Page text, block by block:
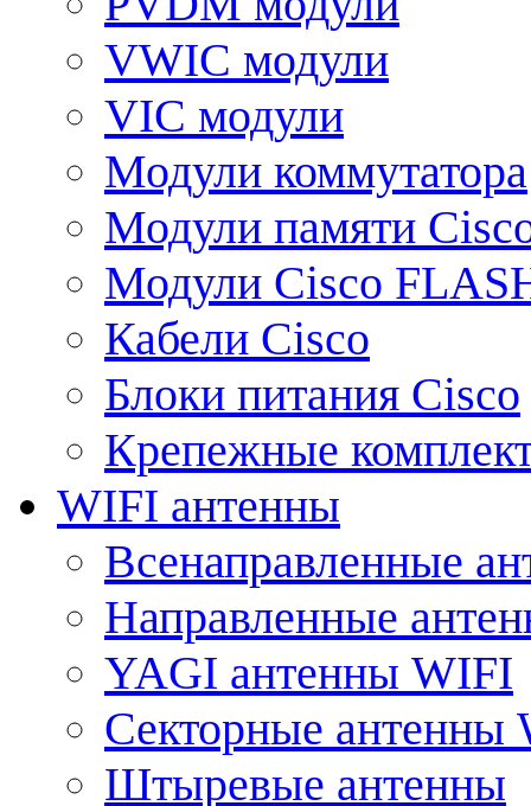
VWIC модули
VIC модули
Модули коммутатора
Модули памяти
Модули Cisco
Кабели Cisco
Блоки питания Cisco
Крепежные
WIFI антенны
Всенаправленные
Направленные
YAGI антенны WIFI
Секторные антенны
Штыревые антенны